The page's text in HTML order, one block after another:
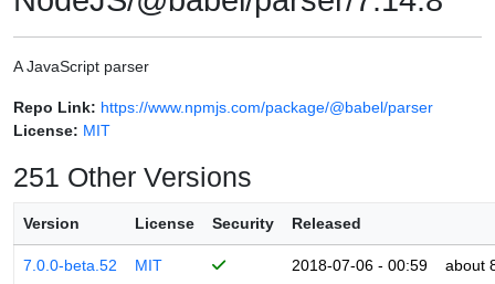
A JavaScript parser
Repo Link: https://www.npmjs.com/package/@babel/parser
License: MIT
251 Other Versions
Version License Security Released
7.0.0-beta.52 MIT 2018-07-06 - 00:59 about